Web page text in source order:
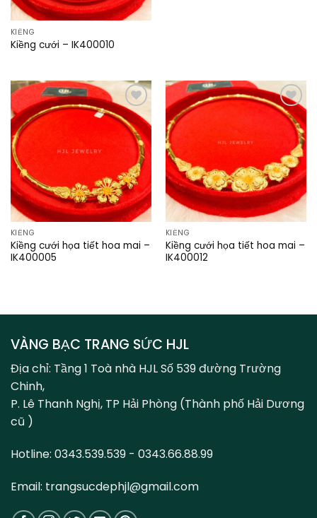
KIỀNG
Kiềng cưới – IK400010
Add to
wishlist
KIỀNG
Kiềng cưới họa tiết hoa mai –
IK400005
Add to
wishlist
KIỀNG
Kiềng cưới họa tiết hoa mai –
IK400012
VÀNG BẠC TRANG SỨC HJL
Địa chỉ: Tầng 1 Toà nhà HJL Số 539 đường Trường
Chinh,
P. Lê Thanh Nghị, TP Hải Phòng (Thành phố Hải Dương
cũ )
Hotline: 0343.539.539 - 0343.66.88.99
Email: trangsucdephjl@gmail.com